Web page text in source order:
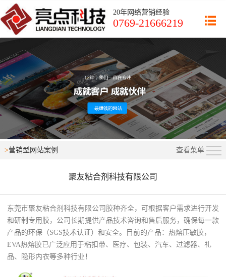
网站首页
外贸营销网站
移动网络营销
网站优化运营
263企业邮箱
成功案例
网络营销课堂
新闻资讯
关于亮点
20年网络营销经验
0769-21666219 
>营销型网站案例
聚友粘合剂科技有限公司
东莞市聚友粘合剂科技有限公司胶种齐全，可根据客户需求进行开发
和研制专用胶，公司长期提供产品技术咨询和售后服务，确保每一款
产品的环保（SGS技术认证）和安全。目前的产品：热熔压敏胶，
EVA热熔胶已广泛应用于粘扣带、医疗、包装、汽车、过滤器、礼
品、隐形内衣等多种行业！